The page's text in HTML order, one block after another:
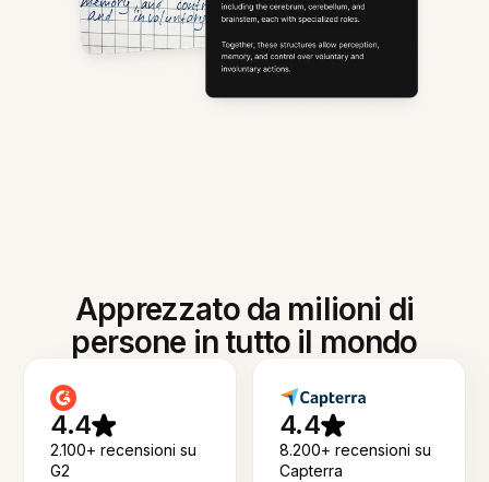
Apprezzato da milioni di
persone in tutto il mondo
4.4
2.100+ recensioni su
G2
4.4
8.200+ recensioni su
Capterra